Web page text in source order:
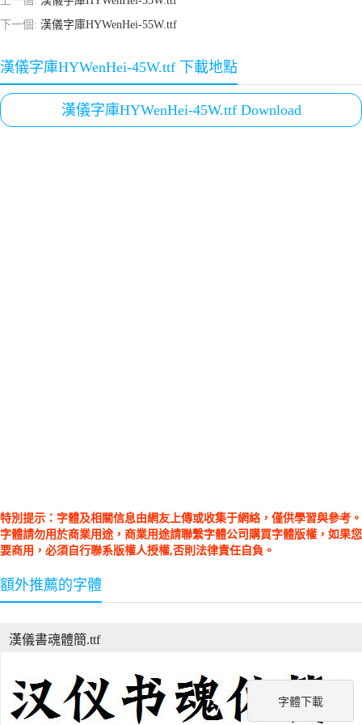
下一個: 漢儀字庫HYWenHei-55W.ttf
漢儀字庫HYWenHei-45W.ttf 下載地點
漢儀字庫HYWenHei-45W.ttf Download
特別提示：字體及相關信息由網友上傳或收集于網絡，僅供學習與參考。
字體請勿用於商業用途，商業用途請聯繫字體公司購買字體版權，如果您
要商用，必須自行聯系版權人授權,否則法律責任自負。
額外推薦的字體
字體下載
漢儀書魂體簡.ttf